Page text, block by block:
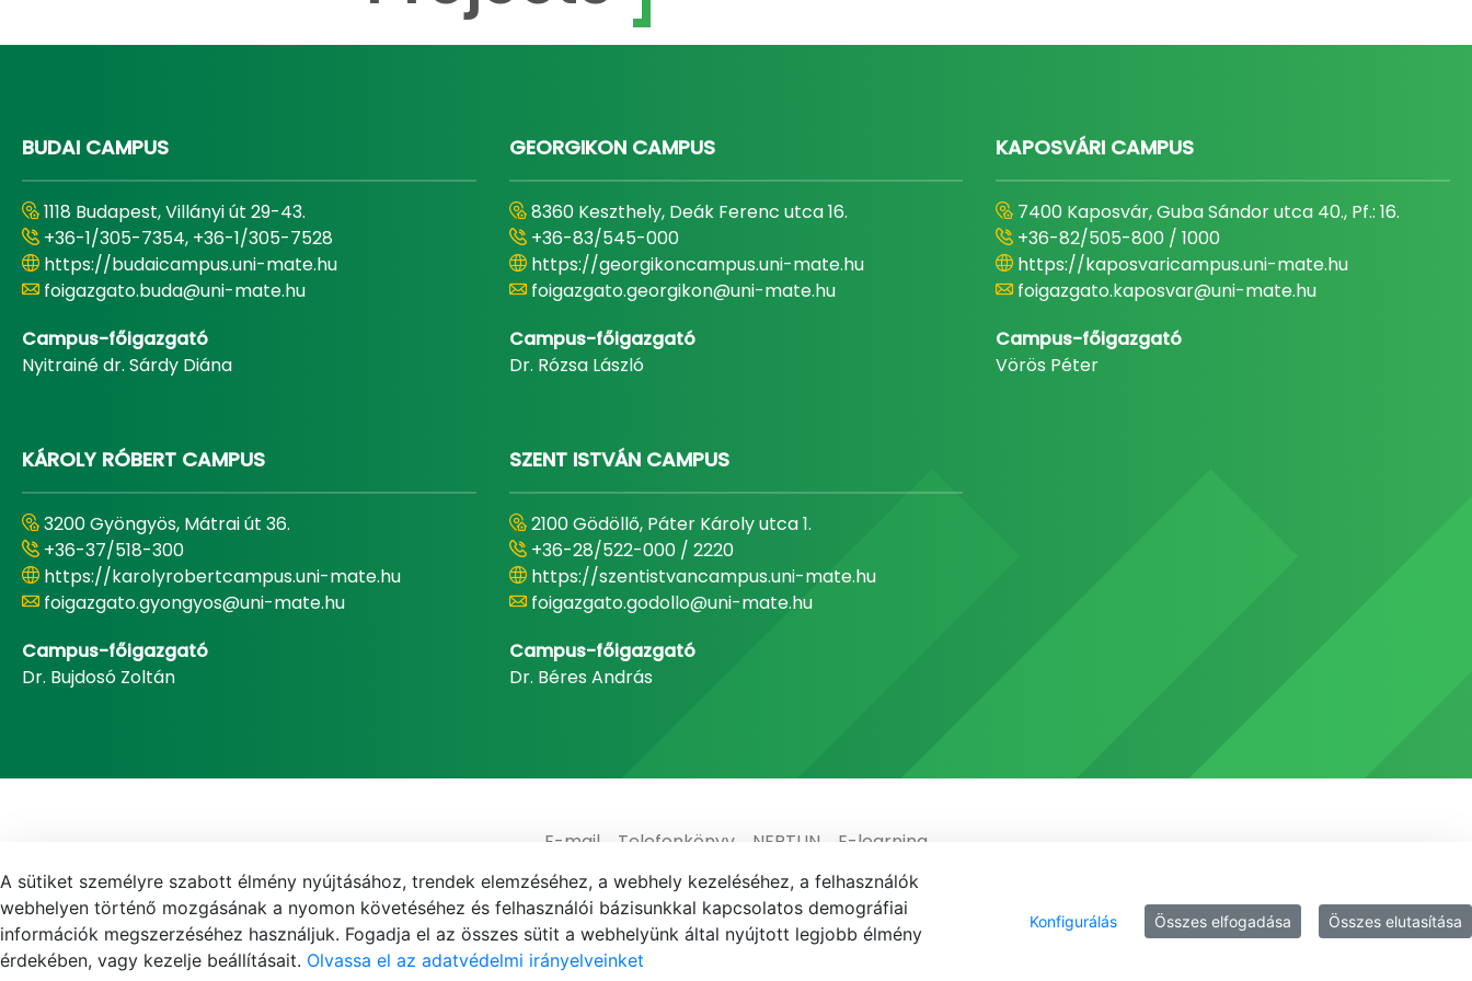
BUDAI CAMPUS
1118 Budapest, Villányi út 29-43.
+36-1/305-7354, +36-1/305-7528
https://budaicampus.uni-mate.hu
foigazgato.buda@uni-mate.hu
Campus-főigazgató
Nyitrainé dr. Sárdy Diána
GEORGIKON CAMPUS
8360 Keszthely, Deák Ferenc utca 16.
+36-83/545-000
https://georgikoncampus.uni-mate.hu
foigazgato.georgikon@uni-mate.hu
Campus-főigazgató
Dr. Rózsa László
KAPOSVÁRI CAMPUS
7400 Kaposvár, Guba Sándor utca 40., Pf.: 16.
+36-82/505-800 / 1000
https://kaposvaricampus.uni-mate.hu
foigazgato.kaposvar@uni-mate.hu
Campus-főigazgató
Vörös Péter
KÁROLY RÓBERT CAMPUS
3200 Gyöngyös, Mátrai út 36.
+36-37/518-300
https://karolyrobertcampus.uni-mate.hu
foigazgato.gyongyos@uni-mate.hu
Campus-főigazgató
Dr. Bujdosó Zoltán
SZENT ISTVÁN CAMPUS
2100 Gödöllő, Páter Károly utca 1.
+36-28/522-000 / 2220
https://szentistvancampus.uni-mate.hu
foigazgato.godollo@uni-mate.hu
Campus-főigazgató
Dr. Béres András
E-mail Telefonkönyv NEPTUN E-learning
A sütiket személyre szabott élmény nyújtásához, trendek elemzéséhez, a webhely kezeléséhez, a felhasználók
webhelyen történő mozgásának a nyomon követéséhez és felhasználói bázisunkkal kapcsolatos demográfiai
információk megszerzéséhez használjuk. Fogadja el az összes sütit a webhelyünk által nyújtott legjobb élmény
érdekében, vagy kezelje beállításait. Olvassa el az adatvédelmi irányelveinket
Konfigurálás Összes elfogadása Összes elutasítása